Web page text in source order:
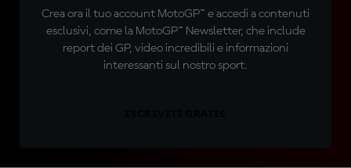
Crea ora il tuo account MotoGP™ e accedi a contenuti
esclusivi, come la MotoGP™ Newsletter, che include
report dei GP, video incredibili e informazioni
interessanti sul nostro sport.